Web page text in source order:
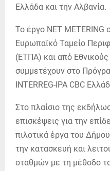
Ελλάδα και την Αλβανία.
Το έργο NET METERING
Ευρωπαϊκό Ταμείο
(ΕΤΠΑ) και από
συμμετέχουν στο
INTERREG-IPA CBC
Στο πλαίσιο της
επισκέψεις για την
πιλοτικά έργα του
την κατασκευή και
σταθμών με τη μέθοδο